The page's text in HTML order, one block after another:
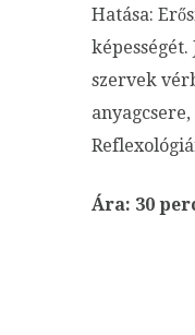
Hatása:
szervek
Ára: 30